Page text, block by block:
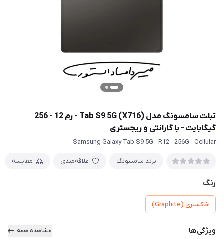
تبلت سامسونگ مدل Tab S9 5G (X716) - رم 12 - 256
گیگابایت - با گارانتی و ریجستری
Samsung Galaxy Tab S9 5G - R12 - 256G - Cellular
برند سامسونگ علاقه‌مندی مقایسه
رنگ
خاکستری (Graphite)
ویژگی‌ها مشاهده همه